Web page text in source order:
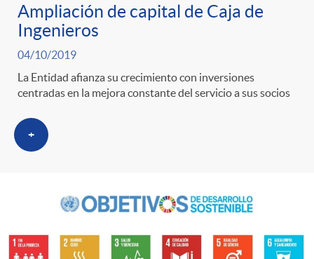
Ampliación de capital de Caja de
Ingenieros
04/10/2019
La Entidad afianza su crecimiento con inversiones
centradas en la mejora constante del servicio a sus socios
+